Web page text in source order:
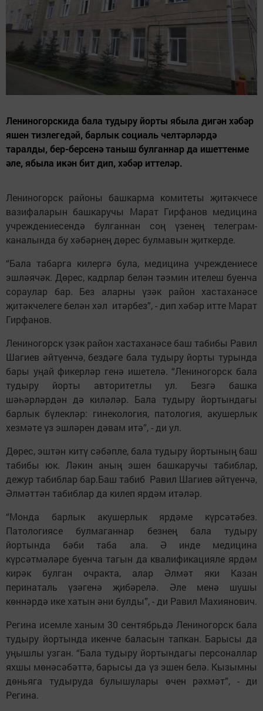
Лениногорскида бала тудыру йорты ябыла дигән хәбәр
яшен тизлегедәй, барлык социаль челтәрләрдә
таралды, бер-берсенә таныш булганнар да ишеттенме
әле, ябыла икән бит дип, хәбәр иттеләр.
Лениногорск районы башкарма комитеты җитәкчесе
вазифаларын башкаручы Марат Гирфанов медицина
учреждениесендә булганнан соң үзенең телеграм-
каналында бу хәбәрнең дөрес булмавын җиткерде.
“Бала табарга килергә була, медицина учреждениесе
эшләячәк. Дөрес, кадрлар белән тәэмин ителеш буенча
сораулар бар. Без аларны үзәк район хастаханәсе
җитәкчелеге белән хәл итәрбез”, - дип хәбәр итте Марат
Гирфанов.
Лениногорск үзәк район хастаханәсе баш табибы Равил
Шагиев әйтүенчә, бездәге бала тудыру йорты турында
бары уңай фикерләр генә ишетелә. “Лениногорск бала
тудыру йорты авторитетлы ул. Безгә башка
шәһәрләрдән дә киләләр. Бала тудыру йортындагы
барлык бүлекләр: гинекология, патология, акушерлык
хезмәте үз эшләрен дәвам итә”, - ди ул.
Дөрес, эштән китү сәбәпле, бала тудыру йортының баш
табибы юк. Ләкин аның эшен башкаручы табиблар,
дежур табиблар бар.Баш табиб Равил Шагиев әйтүенчә,
Әлмәттән табиблар да килеп ярдәм итәләр.
“Монда барлык акушерлык ярдәме күрсәтәбез.
Патологиясе булмаганнар безнең бала тудыру
йортында бәби таба ала. Ә инде медицина
күрсәтмәләре буенча тагын да квалификацияле ярдәм
кирәк булган очракта, алар Әлмәт яки Казан
перинаталь үзәгенә җибәрелә. Әле менә шушы
көннәрдә ике хатын әни булды”, - ди Равил Махиянович.
Регина исемле ханым 30 сентябрьдә Лениногорск бала
тудыру йортында икенче баласын тапкан. Барысы да
уңышлы узган. “Бала тудыру йортындагы персоналлар
яхшы мөнәсәбәттә, барысы да үз эшен белә. Кызымны
дөньяга тудыруда булышулары өчен рәхмәт”, - ди
Регина.